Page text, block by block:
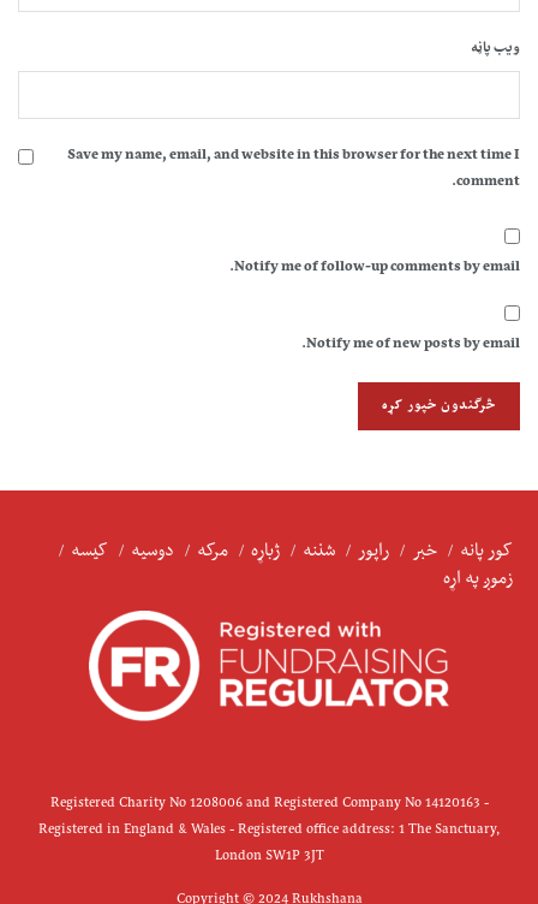
ویب پاڼه
Save my name, email, and website in this browser for the next time I
comment.
Notify me of follow-up comments by email.
Notify me of new posts by email.
کور پانه خبر راپور شننه ژباړه مرکه دوسیه
کیسه
زموږ په اړه
Registered Charity No 1208006 and Registered Company No 14120163 -
Registered in England & Wales - Registered office address: 1 The Sanctuary,
London SW1P 3JT